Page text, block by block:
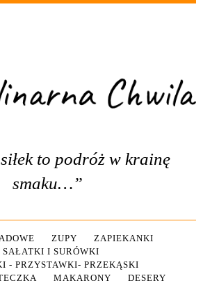
to podróż w krainę
smaku…”
ZUPY
ZAPIEKANKI
SAŁATKI I SURÓWKI
- PRZYSTAWKI- PRZEKĄSKI
MAKARONY
DESERY